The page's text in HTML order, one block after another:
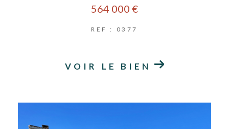
564 000 €
REF : 0377
VOIR LE BIEN